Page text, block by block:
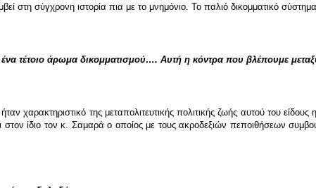
στη σύγχρονη ιστορία πια με το μνημόνιο. Το παλιό δικομματικό
ένα τέτοιο άρωμα δικομματισμού…. Αυτή η κόντρα που βλέπουμε
ήταν χαρακτηριστικό της μεταπολιτευτικής πολιτικής ζωής αυτού του
στον ίδιο τον κ. Σαμαρά ο οποίος με τους ακροδεξιών πεποιθήσεων